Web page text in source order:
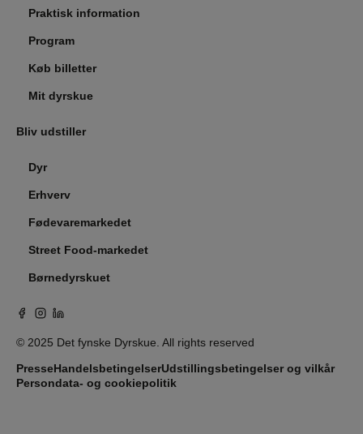
Praktisk information
Program
Køb billetter
Mit dyrskue
Bliv udstiller
Dyr
Erhverv
Fødevaremarkedet
Street Food-markedet
Børnedyrskuet
© 2025 Det fynske Dyrskue. All rights reserved
PresseHandelsbetingelserUdstillingsbetingelser og vilkår
Persondata- og cookiepolitik